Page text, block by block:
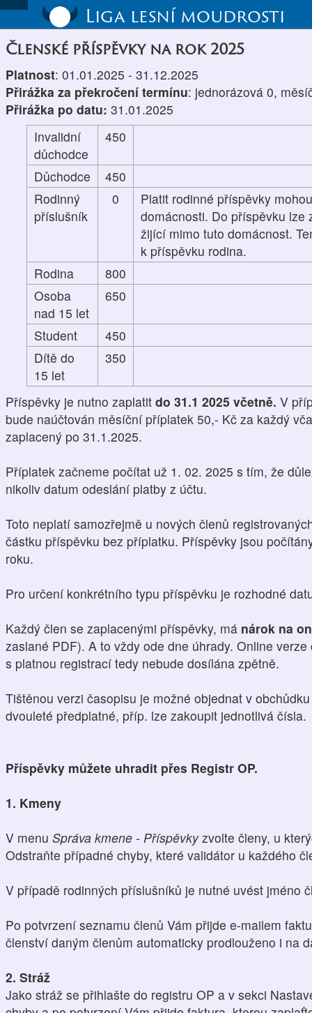
Liga lesní moudrosti
Členské příspěvky na rok 2025
Platnost: 01.01.2025 - 31.12.2025
Přirážka za překročení termínu: jednorázová 0,
Přirážka po datu: 31.01.2025
Invalidní
důchodce
450
Důchodce
450
Rodinný
příslušník
0
Platit rodinné příspěvky
domácnosti. Do příspěvku lze
žijící mimo tuto domácnost.
k příspěvku rodina.
Rodina
800
Osoba
nad 15 let
650
Student
450
Dítě do
15 let
350
Příspěvky je nutno zaplatit do 31.1 2025 včetně. V
bude naúčtován měsíční příplatek 50,- Kč za každý
zaplacený po 31.1.2025.
Příplatek začneme počítat už 1. 02. 2025 s tím, že
nikoliv datum odeslání platby z účtu.
Toto neplatí samozřejmě u nových členů
částku příspěvku bez příplatku. Příspěvky jsou
roku.
Pro určení konkrétního typu příspěvku je rozhodné
Každý člen se zaplacenými příspěvky, má nárok na
zaslané PDF). A to vždy ode dne úhrady. Online
s platnou registrací tedy nebude dosílána zpětně.
Tištěnou verzi časopisu je možné objednat v
dvouleté předplatné, příp. lze zakoupit jednotlivá čísla.
Příspěvky můžete uhradit přes Registr OP.
1. Kmeny
V menu Správa kmene - Příspěvkyzvolte členy, u
Odstraňte případné chyby, které validátor u každého
V případě rodinných příslušníků je nutné uvést jméno
Po potvrzení seznamu členů Vám přijde e-mailem
členství daným členům automaticky prodlouženo i na
2. Stráž
Jako stráž se přihlašte do registru OP a v sekci